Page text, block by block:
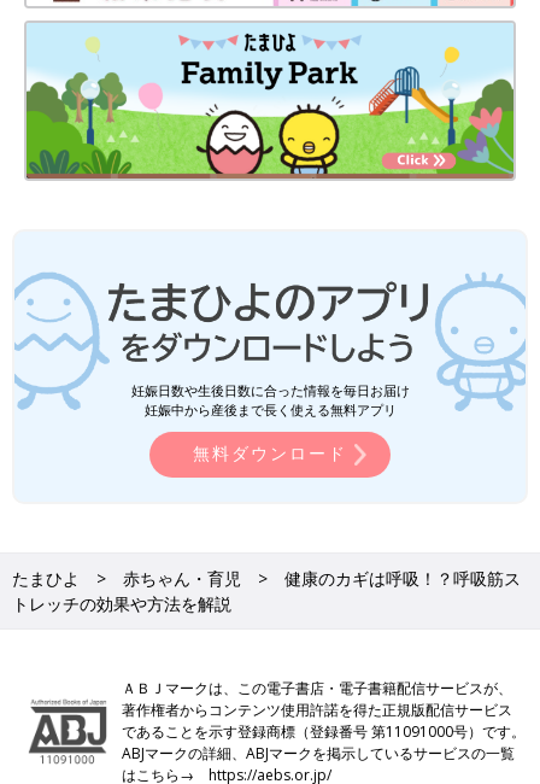
妊娠日数や生後日数に合った情報を毎日お届け
妊娠中から産後まで長く使える無料アプリ
無料ダウンロード
たまひよ 赤ちゃん・育児
健康のカギは呼吸！？呼吸筋ス
トレッチの効果や方法を解説
ＡＢＪマークは、この電子書店・電子書籍配信サービスが、
著作権者からコンテンツ使用許諾を得た正規版配信サービス
であることを示す登録商標（登録番号 第11091000号）です。
ABJマークの詳細、ABJマークを掲示しているサービスの一覧
はこちら→https://aebs.or.jp/